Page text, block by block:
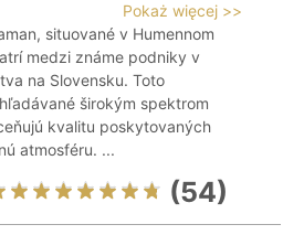
Pokaż więcej >>
situované v Humennom
medzi známe podniky v
na Slovensku. Toto
širokým spektrom
kvalitu poskytovaných
atmosféru. ...
(54)